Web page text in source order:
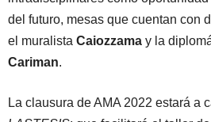
del futuro, mesas que cuentan con
el muralista Caiozzama y la
Cariman.
La clausura de AMA 2022 estará a